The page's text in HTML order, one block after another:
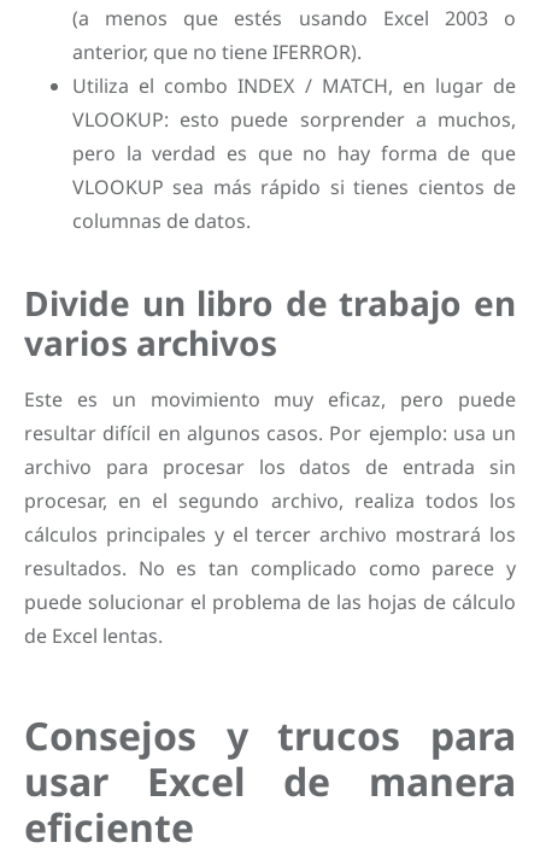
(a menos que estés usando Excel 2003 o
anterior, que no tiene IFERROR).
Utiliza el combo INDEX / MATCH, en lugar de
VLOOKUP: esto puede sorprender a muchos,
pero la verdad es que no hay forma de que
VLOOKUP sea más rápido si tienes cientos de
columnas de datos.
Divide un libro de trabajo en
varios archivos
Este es un movimiento muy eficaz, pero puede
resultar difícil en algunos casos. Por ejemplo: usa un
archivo para procesar los datos de entrada sin
procesar, en el segundo archivo, realiza todos los
cálculos principales y el tercer archivo mostrará los
resultados. No es tan complicado como parece y
puede solucionar el problema de las hojas de cálculo
de Excel lentas.
Consejos y trucos para
usar Excel de manera
eficiente